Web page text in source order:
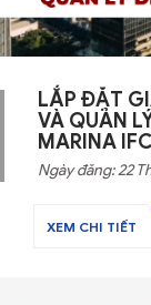
LẮP ĐẶT
VÀ QUẢN
MARINA IFC
Ngày đăng: 22
XEM CHI TIẾT